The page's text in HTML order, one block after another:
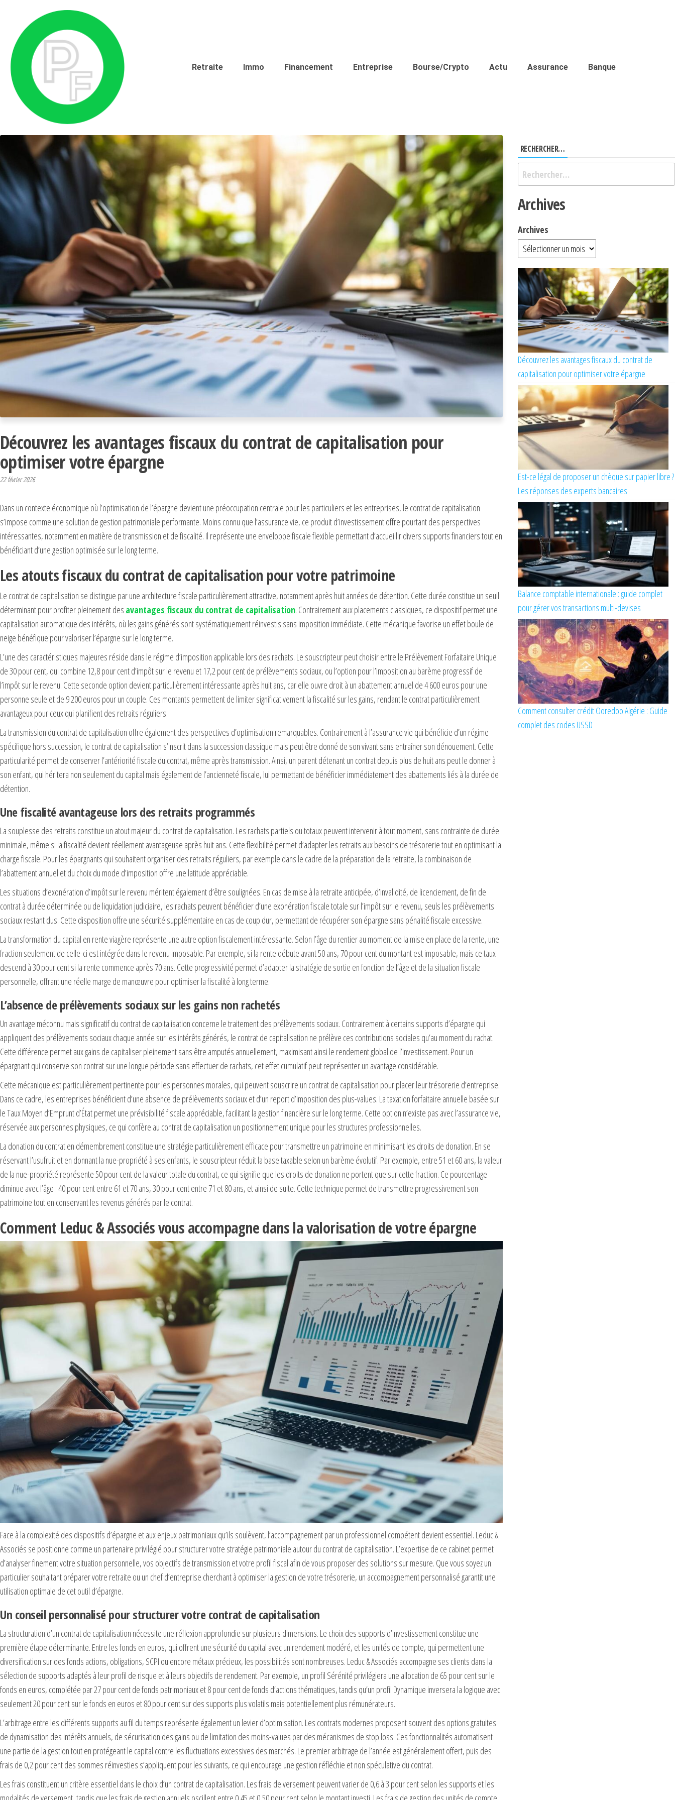
Retraite Immo Financement Entreprise Bourse/Crypto Actu Assurance Banque
Découvrez les avantages fiscaux du contrat de capitalisation pour
optimiser votre épargne
22 février 2026
Dans un contexte économique où l’optimisation de l’épargne devient une préoccupation centrale pour les particuliers et les entreprises, le contrat de capitalisation
s’impose comme une solution de gestion patrimoniale performante. Moins connu que l’assurance vie, ce produit d’investissement offre pourtant des perspectives
intéressantes, notamment en matière de transmission et de fiscalité. Il représente une enveloppe fiscale flexible permettant d’accueillir divers supports financiers tout en
bénéficiant d’une gestion optimisée sur le long terme.
Les atouts fiscaux du contrat de capitalisation pour votre patrimoine
Le contrat de capitalisation se distingue par une architecture fiscale particulièrement attractive, notamment après huit années de détention. Cette durée constitue un seuil
déterminant pour profiter pleinement des avantages fiscaux du contrat de capitalisation. Contrairement aux placements classiques, ce dispositif permet une
capitalisation automatique des intérêts, où les gains générés sont systématiquement réinvestis sans imposition immédiate. Cette mécanique favorise un effet boule de
neige bénéfique pour valoriser l’épargne sur le long terme.
L’une des caractéristiques majeures réside dans le régime d’imposition applicable lors des rachats. Le souscripteur peut choisir entre le Prélèvement Forfaitaire Unique
de 30 pour cent, qui combine 12,8 pour cent d’impôt sur le revenu et 17,2 pour cent de prélèvements sociaux, ou l’option pour l’imposition au barème progressif de
l’impôt sur le revenu. Cette seconde option devient particulièrement intéressante après huit ans, car elle ouvre droit à un abattement annuel de 4 600 euros pour une
personne seule et de 9 200 euros pour un couple. Ces montants permettent de limiter significativement la fiscalité sur les gains, rendant le contrat particulièrement
avantageux pour ceux qui planifient des retraits réguliers.
La transmission du contrat de capitalisation offre également des perspectives d’optimisation remarquables. Contrairement à l’assurance vie qui bénéficie d’un régime
spécifique hors succession, le contrat de capitalisation s’inscrit dans la succession classique mais peut être donné de son vivant sans entraîner son dénouement. Cette
particularité permet de conserver l’antériorité fiscale du contrat, même après transmission. Ainsi, un parent détenant un contrat depuis plus de huit ans peut le donner à
son enfant, qui héritera non seulement du capital mais également de l’ancienneté fiscale, lui permettant de bénéficier immédiatement des abattements liés à la durée de
détention.
Une fiscalité avantageuse lors des retraits programmés
La souplesse des retraits constitue un atout majeur du contrat de capitalisation. Les rachats partiels ou totaux peuvent intervenir à tout moment, sans contrainte de durée
minimale, même si la fiscalité devient réellement avantageuse après huit ans. Cette flexibilité permet d’adapter les retraits aux besoins de trésorerie tout en optimisant la
charge fiscale. Pour les épargnants qui souhaitent organiser des retraits réguliers, par exemple dans le cadre de la préparation de la retraite, la combinaison de
l’abattement annuel et du choix du mode d’imposition offre une latitude appréciable.
Les situations d’exonération d’impôt sur le revenu méritent également d’être soulignées. En cas de mise à la retraite anticipée, d’invalidité, de licenciement, de fin de
contrat à durée déterminée ou de liquidation judiciaire, les rachats peuvent bénéficier d’une exonération fiscale totale sur l’impôt sur le revenu, seuls les prélèvements
sociaux restant dus. Cette disposition offre une sécurité supplémentaire en cas de coup dur, permettant de récupérer son épargne sans pénalité fiscale excessive.
La transformation du capital en rente viagère représente une autre option fiscalement intéressante. Selon l’âge du rentier au moment de la mise en place de la rente, une
fraction seulement de celle-ci est intégrée dans le revenu imposable. Par exemple, si la rente débute avant 50 ans, 70 pour cent du montant est imposable, mais ce taux
descend à 30 pour cent si la rente commence après 70 ans. Cette progressivité permet d’adapter la stratégie de sortie en fonction de l’âge et de la situation fiscale
personnelle, offrant une réelle marge de manœuvre pour optimiser la fiscalité à long terme.
L’absence de prélèvements sociaux sur les gains non rachetés
Un avantage méconnu mais significatif du contrat de capitalisation concerne le traitement des prélèvements sociaux. Contrairement à certains supports d’épargne qui
appliquent des prélèvements sociaux chaque année sur les intérêts générés, le contrat de capitalisation ne prélève ces contributions sociales qu’au moment du rachat.
Cette différence permet aux gains de capitaliser pleinement sans être amputés annuellement, maximisant ainsi le rendement global de l’investissement. Pour un
épargnant qui conserve son contrat sur une longue période sans effectuer de rachats, cet effet cumulatif peut représenter un avantage considérable.
Cette mécanique est particulièrement pertinente pour les personnes morales, qui peuvent souscrire un contrat de capitalisation pour placer leur trésorerie d’entreprise.
Dans ce cadre, les entreprises bénéficient d’une absence de prélèvements sociaux et d’un report d’imposition des plus-values. La taxation forfaitaire annuelle basée sur
le Taux Moyen d’Emprunt d’État permet une prévisibilité fiscale appréciable, facilitant la gestion financière sur le long terme. Cette option n’existe pas avec l’assurance vie,
réservée aux personnes physiques, ce qui confère au contrat de capitalisation un positionnement unique pour les structures professionnelles.
La donation du contrat en démembrement constitue une stratégie particulièrement efficace pour transmettre un patrimoine en minimisant les droits de donation. En se
réservant l’usufruit et en donnant la nue-propriété à ses enfants, le souscripteur réduit la base taxable selon un barème évolutif. Par exemple, entre 51 et 60 ans, la valeur
de la nue-propriété représente 50 pour cent de la valeur totale du contrat, ce qui signifie que les droits de donation ne portent que sur cette fraction. Ce pourcentage
diminue avec l’âge : 40 pour cent entre 61 et 70 ans, 30 pour cent entre 71 et 80 ans, et ainsi de suite. Cette technique permet de transmettre progressivement son
patrimoine tout en conservant les revenus générés par le contrat.
Comment Leduc & Associés vous accompagne dans la valorisation de votre épargne
Face à la complexité des dispositifs d’épargne et aux enjeux patrimoniaux qu’ils soulèvent, l’accompagnement par un professionnel compétent devient essentiel. Leduc &
Associés se positionne comme un partenaire privilégié pour structurer votre stratégie patrimoniale autour du contrat de capitalisation. L’expertise de ce cabinet permet
d’analyser finement votre situation personnelle, vos objectifs de transmission et votre profil fiscal afin de vous proposer des solutions sur mesure. Que vous soyez un
particulier souhaitant préparer votre retraite ou un chef d’entreprise cherchant à optimiser la gestion de votre trésorerie, un accompagnement personnalisé garantit une
utilisation optimale de cet outil d’épargne.
Un conseil personnalisé pour structurer votre contrat de capitalisation
La structuration d’un contrat de capitalisation nécessite une réflexion approfondie sur plusieurs dimensions. Le choix des supports d’investissement constitue une
première étape déterminante. Entre les fonds en euros, qui offrent une sécurité du capital avec un rendement modéré, et les unités de compte, qui permettent une
diversification sur des fonds actions, obligations, SCPI ou encore métaux précieux, les possibilités sont nombreuses. Leduc & Associés accompagne ses clients dans la
sélection de supports adaptés à leur profil de risque et à leurs objectifs de rendement. Par exemple, un profil Sérénité privilégiera une allocation de 65 pour cent sur le
fonds en euros, complétée par 27 pour cent de fonds patrimoniaux et 8 pour cent de fonds d’actions thématiques, tandis qu’un profil Dynamique inversera la logique avec
seulement 20 pour cent sur le fonds en euros et 80 pour cent sur des supports plus volatils mais potentiellement plus rémunérateurs.
L’arbitrage entre les différents supports au fil du temps représente également un levier d’optimisation. Les contrats modernes proposent souvent des options gratuites
de dynamisation des intérêts annuels, de sécurisation des gains ou de limitation des moins-values par des mécanismes de stop loss. Ces fonctionnalités automatisent
une partie de la gestion tout en protégeant le capital contre les fluctuations excessives des marchés. Le premier arbitrage de l’année est généralement offert, puis des
frais de 0,2 pour cent des sommes réinvesties s’appliquent pour les suivants, ce qui encourage une gestion réfléchie et non spéculative du contrat.
Les frais constituent un critère essentiel dans le choix d’un contrat de capitalisation. Les frais de versement peuvent varier de 0,6 à 3 pour cent selon les supports et les
RECHERCHER…
Archives
Archives
Découvrez les avantages fiscaux du contrat de
capitalisation pour optimiser votre épargne
Est-ce légal de proposer un chèque sur papier libre ?
Les réponses des experts bancaires
Balance comptable internationale : guide complet
pour gérer vos transactions multi-devises
Comment consulter crédit Ooredoo Algérie : Guide
complet des codes USSD